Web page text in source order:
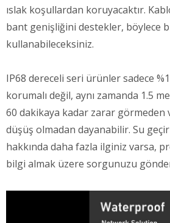
ıslak koşullardan koruyacaktır.
bant genişliğini destekler, böylece
kullanabileceksiniz.
IP68 dereceli seri ürünler sadece
korumalı değil, aynı zamanda 1.5
60 dakikaya kadar zarar görmeden
düşüş olmadan dayanabilir. Su
hakkında daha fazla ilginiz varsa,
bilgi almak üzere sorgunuzu